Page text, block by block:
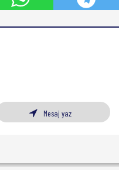
Mesaj yaz